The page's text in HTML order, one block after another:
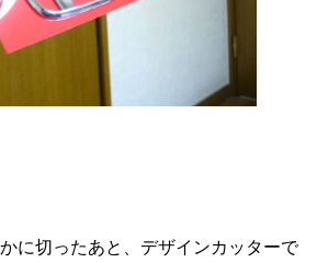
に切ったあと、デザインカッターで